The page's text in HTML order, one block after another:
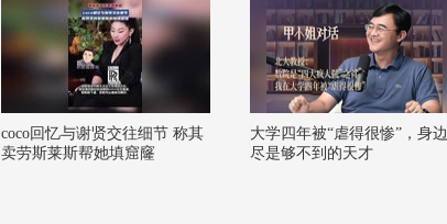
coco回忆与谢贤交往细节 称其
卖劳斯莱斯帮她填窟窿
大学四年被“虐得很惨”，身边
尽是够不到的天才